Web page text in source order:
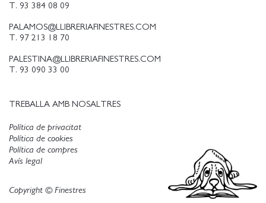
T. 93 384 08 09
PALAMOS@LLIBRERIAFINESTRES.COM
T. 97 213 18 70
PALESTINA@LLIBRERIAFINESTRES.COM
T. 93 090 33 00
TREBALLA AMB NOSALTRES
Política de privacitat
Política de cookies
Avís legal
Política de compres
Copyright © Finestres